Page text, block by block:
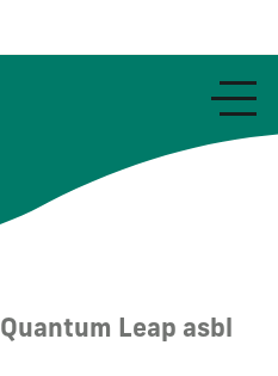
Quantum Leap asbl